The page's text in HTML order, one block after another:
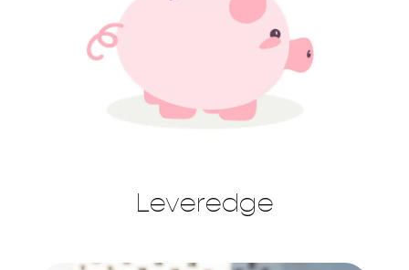
Leveredge